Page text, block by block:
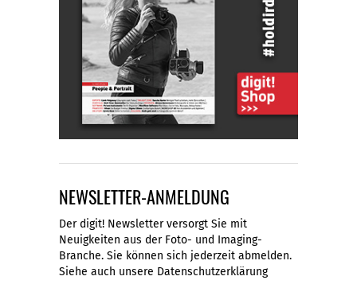
NEWSLETTER-ANMELDUNG
Der digit! Newsletter versorgt Sie mit
Neuigkeiten aus der Foto- und Imaging-
Branche. Sie können sich jederzeit abmelden.
Siehe auch unsere Datenschutzerklärung